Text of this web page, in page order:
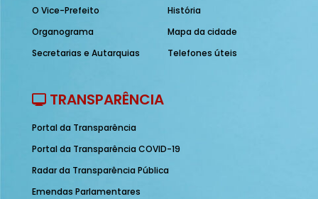
O Vice-Prefeito
Organograma
Secretarias e Autarquias
História
Mapa da cidade
Telefones úteis
TRANSPARÊNCIA
Portal da Transparência
Portal da Transparência COVID-19
Radar da Transparência Pública
Emendas Parlamentares